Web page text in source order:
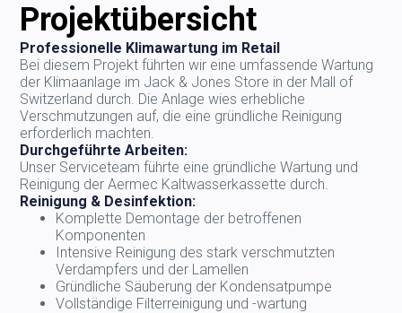
Projektübersicht
Professionelle Klimawartung im Retail
Bei diesem Projekt führten wir eine umfassende Wartung
der Klimaanlage im Jack & Jones Store in der Mall of
Switzerland durch. Die Anlage wies erhebliche
Verschmutzungen auf, die eine gründliche Reinigung
erforderlich machten.
Durchgeführte Arbeiten:
Unser Serviceteam führte eine gründliche Wartung und
Reinigung der Aermec Kaltwasserkassette durch.
Reinigung & Desinfektion:
Komplette Demontage der betroffenen
Komponenten
Intensive Reinigung des stark verschmutzten
Verdampfers und der Lamellen
Gründliche Säuberung der Kondensatpumpe
Vollständige Filterreinigung und -wartung